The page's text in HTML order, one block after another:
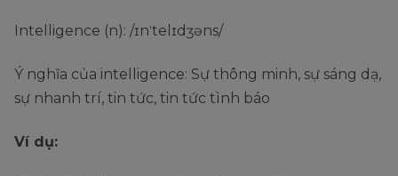
Intelligence (n): /ɪnˈtelɪdʒəns/
Ý nghĩa của intelligence: Sự thông minh, sự sáng dạ,
sự nhanh trí, tin tức, tin tức tình báo
Ví dụ: